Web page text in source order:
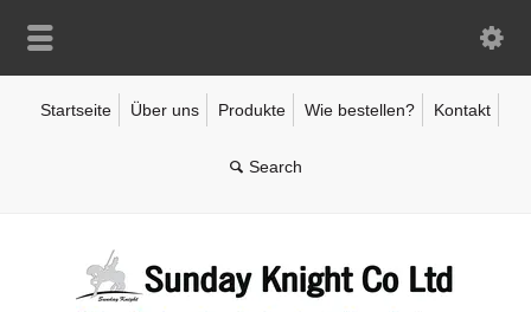
Startseite Über uns Produkte Wie bestellen? Kontakt